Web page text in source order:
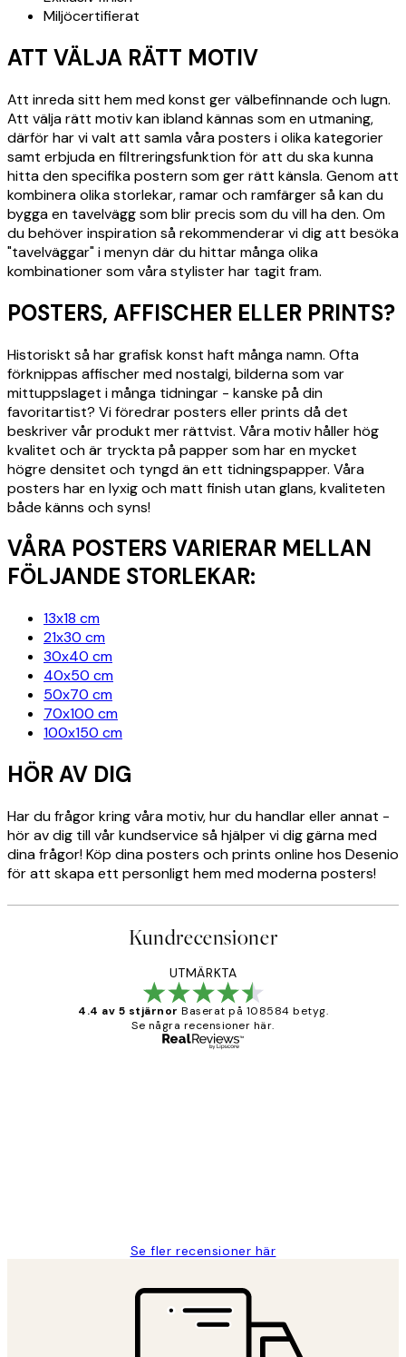
Miljöcertifierat
ATT VÄLJA RÄTT MOTIV
Att inreda sitt hem med konst ger välbefinnande och lugn.
Att välja rätt motiv kan ibland kännas som en utmaning,
därför har vi valt att samla våra posters i olika kategorier
samt erbjuda en filtreringsfunktion för att du ska kunna
hitta den specifika postern som ger rätt känsla. Genom att
kombinera olika storlekar, ramar och ramfärger så kan du
bygga en tavelvägg som blir precis som du vill ha den. Om
du behöver inspiration så rekommenderar vi dig att besöka
"tavelväggar" i menyn där du hittar många olika
kombinationer som våra stylister har tagit fram.
POSTERS, AFFISCHER ELLER PRINTS?
Historiskt så har grafisk konst haft många namn. Ofta
förknippas affischer med nostalgi, bilderna som var
mittuppslaget i många tidningar - kanske på din
favoritartist? Vi föredrar posters eller prints då det
beskriver vår produkt mer rättvist. Våra motiv håller hög
kvalitet och är tryckta på papper som har en mycket
högre densitet och tyngd än ett tidningspapper. Våra
posters har en lyxig och matt finish utan glans, kvaliteten
både känns och syns!
VÅRA POSTERS VARIERAR MELLAN
FÖLJANDE STORLEKAR:
13x18 cm
21x30 cm
30x40 cm
40x50 cm
50x70 cm
70x100 cm
100x150 cm
HÖR AV DIG
Har du frågor kring våra motiv, hur du handlar eller annat -
hör av dig till vår kundservice så hjälper vi dig gärna med
dina frågor! Köp dina posters och prints online hos Desenio
för att skapa ett personligt hem med moderna posters!
Kundrecensioner
UTMÄRKTA
4.4 av 5 stjärnor Baserat på 108584 betyg.
Se några recensioner här.
Se fler recensioner här